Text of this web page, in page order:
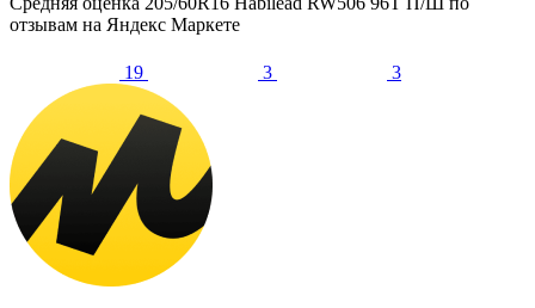
отзывам на Яндекс Маркете
19 3 3